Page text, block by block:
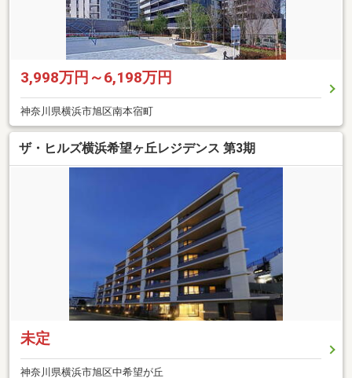
3,998万円～6,198万円
神奈川県横浜市旭区南本宿町
ザ・ヒルズ横浜希望ヶ丘レジデンス 第3期
未定
神奈川県横浜市旭区中希望が丘